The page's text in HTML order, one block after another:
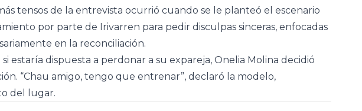
tensos de la entrevista ocurrió cuando se le planteó el escenario
por parte de Irivarren para pedir disculpas sinceras, enfocadas
en la reconciliación.
estaría dispuesta a perdonar a su expareja, Onelia Molina decidió
“Chau amigo, tengo que entrenar”, declaró la modelo,
del lugar.